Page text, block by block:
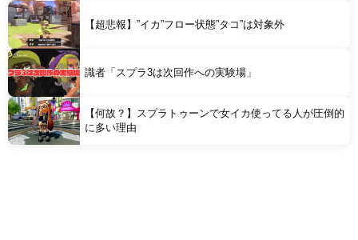
【超悲報】”イカ”フロー状態”タコ”は対象外
識者「スプラ3は次回作への実験場」
【何故？】スプラトゥーンで女イカ使ってる人が圧倒的
に多い理由